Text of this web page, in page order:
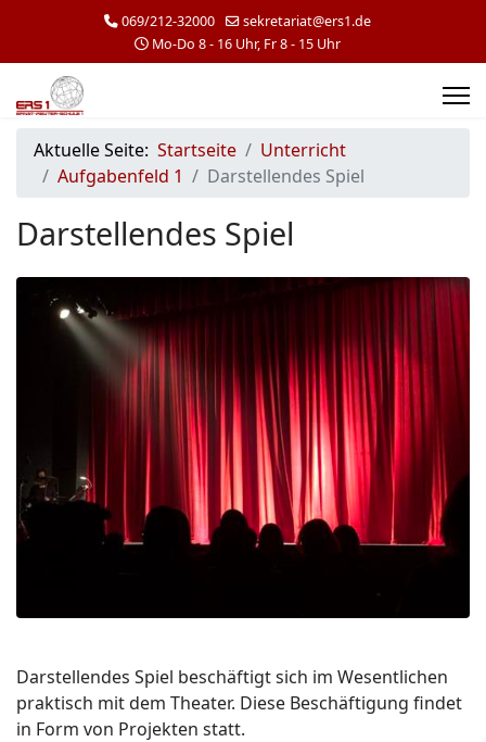
069/212-32000
sekretariat@ers1.de
Mo-Do 8 - 16 Uhr, Fr 8 - 15 Uhr
Aktuelle Seite: Startseite
Unterricht
Aufgabenfeld 1
Darstellendes Spiel
Darstellendes Spiel
Darstellendes Spiel beschäftigt sich im Wesentlichen
praktisch mit dem Theater. Diese Beschäftigung findet
in Form von Projekten statt.